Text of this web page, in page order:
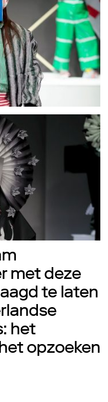
met deze
te laten
het
opzoeken